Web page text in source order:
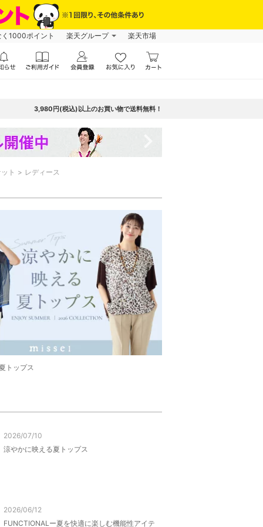
1000ポイント 楽天グループ 楽天市場
3,980円(税込)以上のお買い物で送料無料！
ト レディース
トップス
2026/07/10
涼やかに映える夏トップス
2026/06/12
FUNCTIONALー夏を快適に楽しむ機能性アイテ